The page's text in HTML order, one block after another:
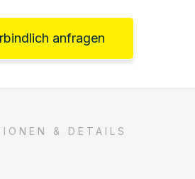
anfragen
& DETAILS